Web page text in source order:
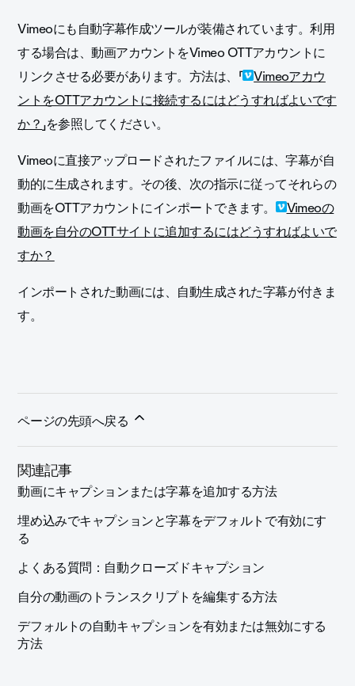
Vimeoにも自動字幕作成ツールが装備されています。利用
する場合は、動画アカウントをVimeo OTTアカウントに
リンクさせる必要があります。方法は、「 Vimeoアカウ
ントをOTTアカウントに接続するにはどうすればよいです
か？」を参照してください。
Vimeoに直接アップロードされたファイルには、字幕が自
動的に生成されます。その後、次の指示に従ってそれらの
動画をOTTアカウントにインポートできます。
Vimeoの
動画を自分のOTTサイトに追加するにはどうすればよいで
すか？
インポートされた動画には、自動生成された字幕が付きま
す。
ページの先頭へ戻る
関連記事
動画にキャプションまたは字幕を追加する方法
埋め込みでキャプションと字幕をデフォルトで有効にす
る
よくある質問：自動クローズドキャプション
自分の動画のトランスクリプトを編集する方法
デフォルトの自動キャプションを有効または無効にする
方法